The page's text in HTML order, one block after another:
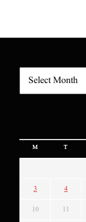
M T
3 4
10 11